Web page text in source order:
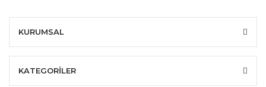
KURUMSAL
KATEGORİLER